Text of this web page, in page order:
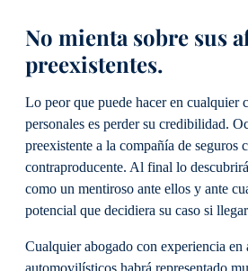
No mienta sobre sus
preexistentes.
Lo peor que puede hacer en cualquier
personales es perder su credibilidad.
preexistente a la compañía de seguros
contraproducente. Al final lo
como un mentiroso ante ellos y ante
potencial que decidiera su caso si
Cualquier abogado con experiencia en